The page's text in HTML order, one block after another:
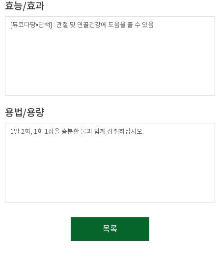
유단백분말
비타민K1혼합제제
황산망간
효능/효과
[뮤코다당⦁단백] : 관절 및 연골건강에 도움을 줄 수 있음
용법/용량
1일 2회, 1회 1정을 충분한 물과 함께 섭취하십시오.
목록